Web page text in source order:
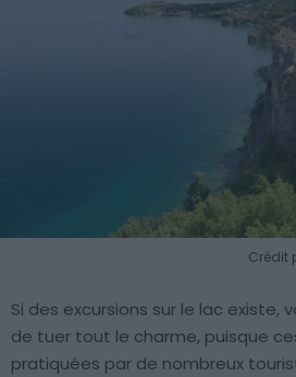
Crédit
Si des excursions sur le lac existe,
de tuer tout le charme, puisque
pratiquées par de nombreux